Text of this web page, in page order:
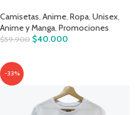
Camisetas, Anime, Ropa, Unisex,
Anime y Manga, Promociones
$59.900 $40.000
-33%